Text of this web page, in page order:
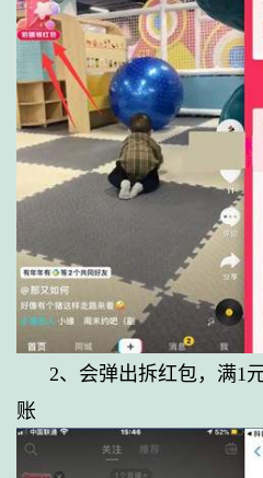
2、 会弹出拆红包，满1
账